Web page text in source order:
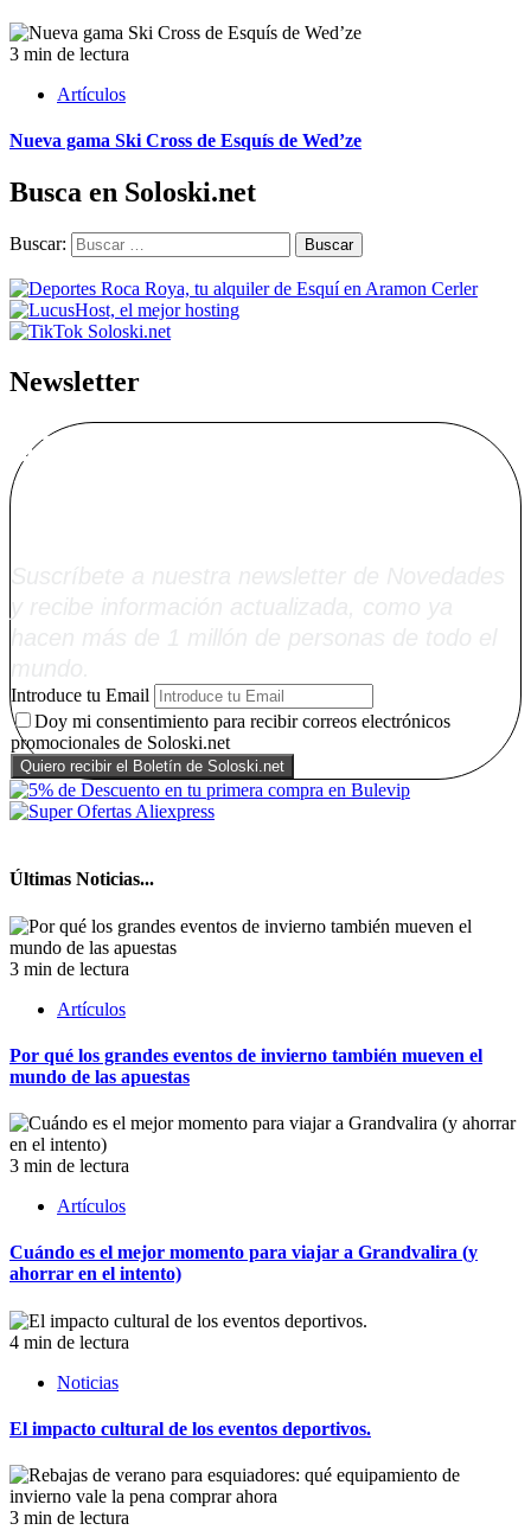
3 min de lectura
Artículos
Nueva gama Ski Cross de Esquís de Wed’ze
Busca en Soloski.net
Buscar:
Newsletter
Alta Boletín
Introduce tu Email
Doy mi consentimiento para recibir correos electrónicos
promocionales de Soloski.net
Últimas Noticias...
3 min de lectura
Artículos
Por qué los grandes eventos de invierno también mueven el
mundo de las apuestas
3 min de lectura
Artículos
Cuándo es el mejor momento para viajar a Grandvalira (y
ahorrar en el intento)
4 min de lectura
Noticias
El impacto cultural de los eventos deportivos.
3 min de lectura